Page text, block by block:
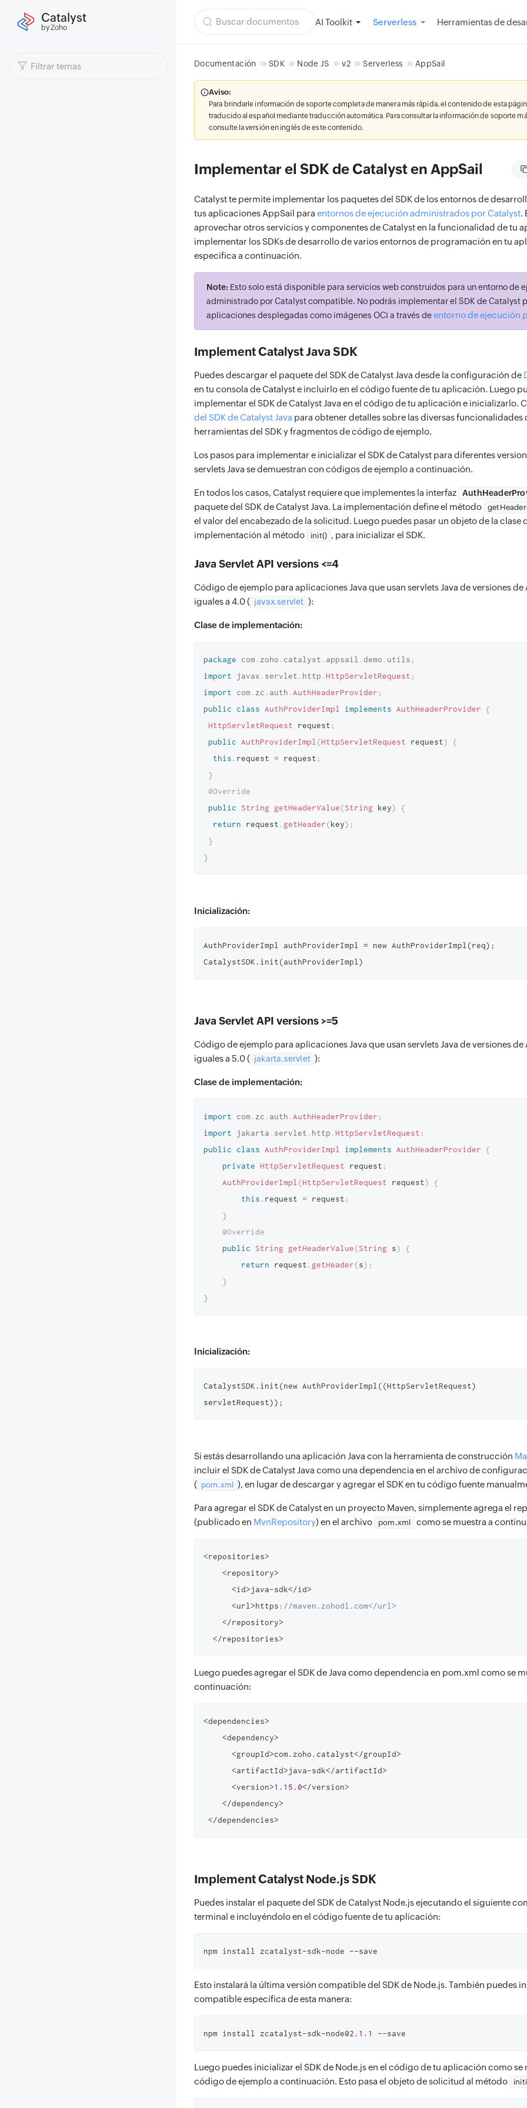
Catalyst
by Zoho
AI Toolkit Serverless Herramientas de
Documentación SDK Node JS v2 Serverless AppSail
Aviso:
Para brindarle información de soporte completa de manera más rápida, el contenido de esta
traducido al español mediante traducción automática. Para consultar la información de soporte
consulte la versión en inglés de este contenido.
Implementar el SDK de Catalyst en AppSail
Catalyst te permite implementar los paquetes del SDK de los entornos de
tus aplicaciones AppSail para entornos de ejecución administrados por Catalyst.
aprovechar otros servicios y componentes de Catalyst en la funcionalidad de tu
implementar los SDKs de desarrollo de varios entornos de programación en tu
especifica a continuación.
Note: Esto solo está disponible para servicios web construidos para un entorno de
administrado por Catalyst compatible. No podrás implementar el SDK de Catalyst
aplicaciones desplegadas como imágenes OCI a través deentorno de ejecución
Implement Catalyst Java SDK
Puedes descargar el paquete del SDK de Catalyst Java desde la configuración de
en tu consola de Catalyst e incluirlo en el código fuente de tu aplicación. Luego
implementar el SDK de Catalyst Java en el código de tu aplicación e inicializarlo.
del SDK de Catalyst Java para obtener detalles sobre las diversas funcionalidades
herramientas del SDK y fragmentos de código de ejemplo.
Los pasos para implementar e inicializar el SDK de Catalyst para diferentes
servlets Java se demuestran con códigos de ejemplo a continuación.
En todos los casos, Catalyst requiere que implementes la interfaz
paquete del SDK de Catalyst Java. La implementación define el método
el valor del encabezado de la solicitud. Luego puedes pasar un objeto de la clase
implementación al método
init() , para inicializar el SDK.
Java Servlet API versions <=4
Código de ejemplo para aplicaciones Java que usan servlets Java de versiones de
iguales a 4.0 ( javax.servlet ):
Clase de implementación:
package com . zoho . catalyst . appsail . demo . utils ;
import
javax . servlet . http . HttpServletRequest ;
import
com . zc . auth . AuthHeaderProvider ;
public class AuthProviderImpl implements AuthHeaderProvider
{
HttpServletRequest request ;
public AuthProviderImpl (HttpServletRequest request)
{
this . request = request ;
}
@Override
public
String getHeaderValue(String key)
{
return request . getHeader(key) ;
}
}
Inicialización:
AuthProviderImpl authProviderImpl = new AuthProviderImpl(req);
CatalystSDK.init(authProviderImpl)
Java Servlet API versions >=5
Código de ejemplo para aplicaciones Java que usan servlets Java de versiones de
iguales a 5.0 ( jakarta.servlet ):
Clase de implementación:
import com . zc . auth . AuthHeaderProvider ;
import
jakarta . servlet . http . HttpServletRequest ;
public class AuthProviderImpl implements AuthHeaderProvider
{
private HttpServletRequest request ;
AuthProviderImpl (HttpServletRequest request)
{
this . request = request ;
}
@Override
public
String getHeaderValue(String s)
{
return request . getHeader(s) ;
}
}
Inicialización:
CatalystSDK.init(new AuthProviderImpl((HttpServletRequest)
servletRequest));
Si estás desarrollando una aplicación Java con la herramienta de construcción
incluir el SDK de Catalyst Java como una dependencia en el archivo de
( pom.xml ), en lugar de descargar y agregar el SDK en tu código fuente
Para agregar el SDK de Catalyst en un proyecto Maven, simplemente agrega el
(publicado en MvnRepository) en el archivo pom.xml como se muestra a
<repositories>
      <url>https
: //maven.zohodl.com</url>
  </repositories>
Luego puedes agregar el SDK de Java como dependencia en pom.xml como se
continuación:
<dependencies>
      <version>
1.15.0</version>
</dependencies>
Implement Catalyst Node.js SDK
Puedes instalar el paquete del SDK de Catalyst Node.js ejecutando el siguiente
terminal e incluyéndolo en el código fuente de tu aplicación:
npm install zcatalyst-sdk-node --save
Esto instalará la última versión compatible del SDK de Node.js. También puedes
compatible específica de esta manera:
npm install zcatalyst-sdk-node@2.1 . 1 --save
Luego puedes inicializar el SDK de Node.js en el código de tu aplicación como se
código de ejemplo a continuación. Esto pasa el objeto de solicitud al método